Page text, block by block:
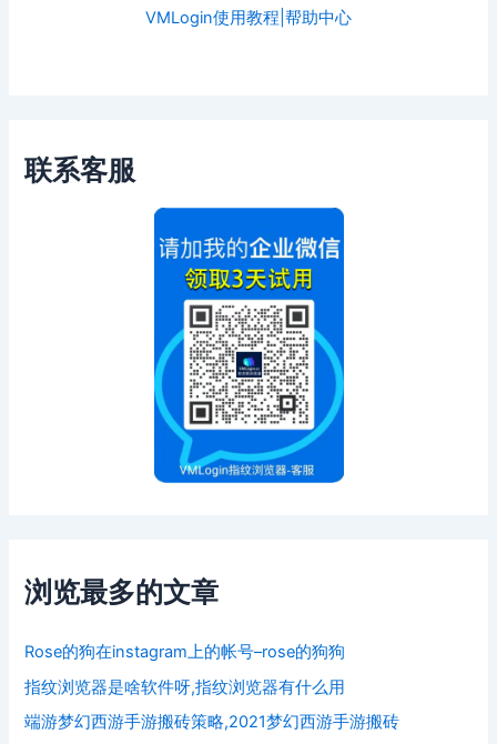
VMLogin使用教程|帮助中心
联系客服
浏览最多的文章
Rose的狗在instagram上的帐号–rose的狗狗
指纹浏览器是啥软件呀,指纹浏览器有什么用
端游梦幻西游手游搬砖策略,2021梦幻西游手游搬砖